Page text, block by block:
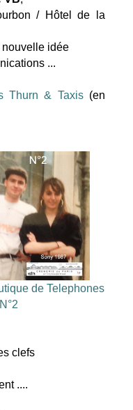
/ Hôtel de la
nouvelle idée
...
Thurn & Taxis(en
de Telephones
clefs
....